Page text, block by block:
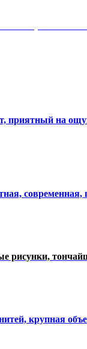
приятный на
рисунки,
крупная